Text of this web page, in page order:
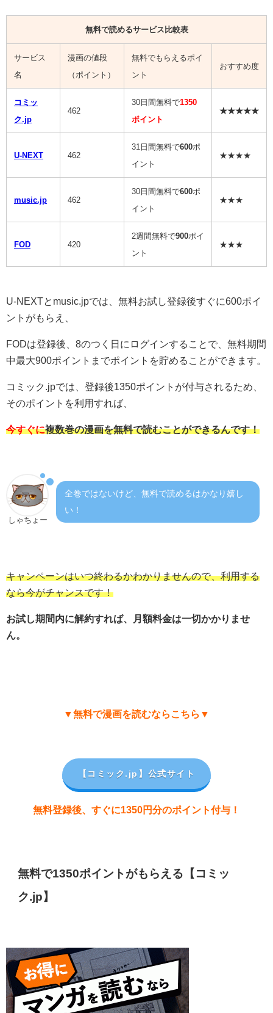
無料で読めるサービス比較表
サービス
名
漫画の値段
（ポイント）
無料でもらえるポイ
ント
おすすめ度
コミッ
ク.jp
462
30日間無料で1350
ポイント
★★★★★
U-NEXT 462
31日間無料で600ポ
イント
★★★★
music.jp 462
30日間無料で600ポ
イント
★★★
FOD 420
2週間無料で900ポイ
ント
★★★
U-NEXTとmusic.jpでは、無料お試し登録後すぐに600ポイ
ントがもらえ、
FODは登録後、8のつく日にログインすることで、無料期間
中最大900ポイントまでポイントを貯めることができます。
コミック.jpでは、登録後1350ポイントが付与されるため、
そのポイントを利用すれば、
今すぐに複数巻の漫画を無料で読むことができるんです！
しゃちょー
全巻ではないけど、無料で読めるはかなり嬉し
い！
キャンペーンはいつ終わるかわかりませんので、利用する
なら今がチャンスです！
お試し期間内に解約すれば、月額料金は一切かかりませ
ん。
▼無料で漫画を読むならこちら▼
【コミック.jp 】公式サイト
無料登録後、すぐに1350円分のポイント付与！
無料で1350ポイントがもらえる【コミッ
ク.jp】